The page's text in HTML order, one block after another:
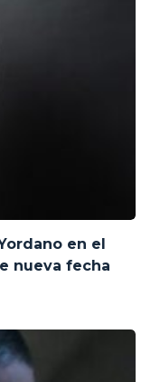
en el
nueva fecha